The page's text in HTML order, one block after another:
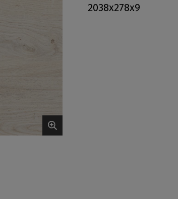
2038x278x9